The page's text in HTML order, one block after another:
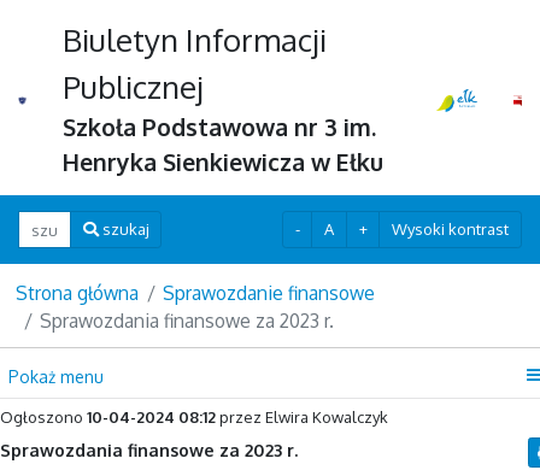
Biuletyn Informacji
Publicznej
Szkoła Podstawowa nr 3 im.
Henryka Sienkiewicza w Ełku
Wpisz szukaną frazę
szukaj - A + Wysoki kontrast
Strona główna
Sprawozdanie finansowe
Sprawozdania finansowe za 2023 r.
Pokaż menu
Ogłoszono 10-04-2024 08:12przez Elwira Kowalczyk
Sprawozdania finansowe za 2023 r.